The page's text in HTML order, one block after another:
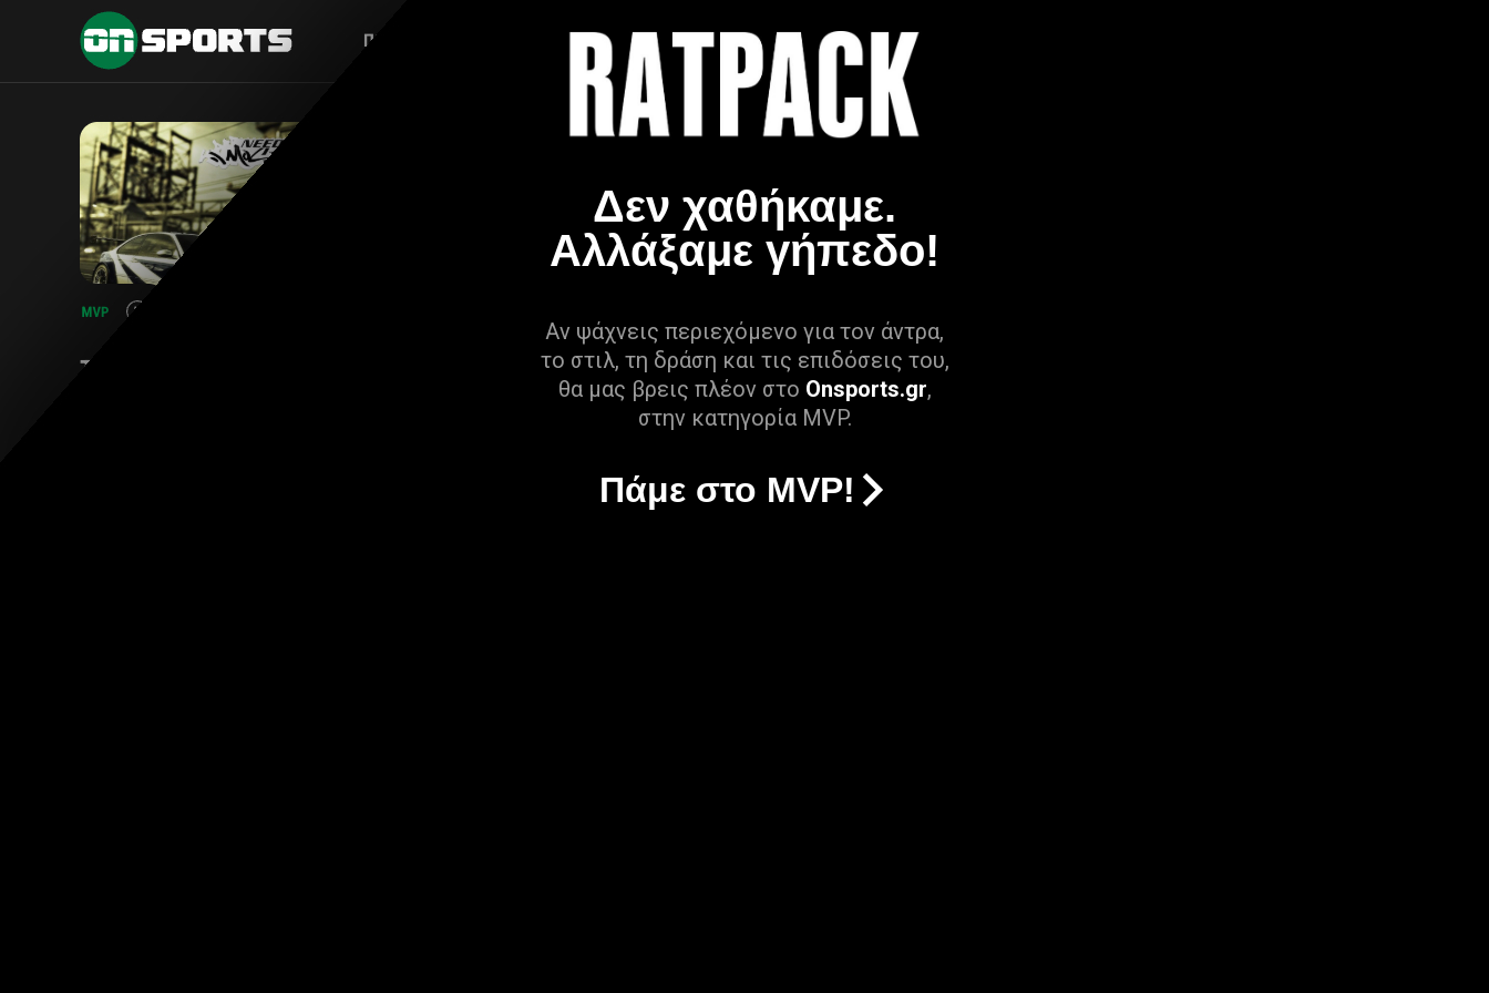
Δεν χαθήκαμε.
Αλλάξαμε γήπεδο!
Αν ψάχνεις περιεχόμενο για τον άντρα,
το στιλ, τη δράση και τις επιδόσεις του,
θα μας βρεις πλέον στο Onsports.gr,
στην κατηγορία MVP.
Πάμε στο MVP!